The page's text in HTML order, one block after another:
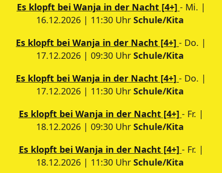
Es klopft bei Wanja in der Nacht [4+] - Mi. |
16.12.2026 | 11:30 Uhr Schule/Kita
Es klopft bei Wanja in der Nacht [4+] - Do. |
17.12.2026 | 09:30 Uhr Schule/Kita
Es klopft bei Wanja in der Nacht [4+] - Do. |
17.12.2026 | 11:30 Uhr Schule/Kita
Es klopft bei Wanja in der Nacht [4+] - Fr. |
18.12.2026 | 09:30 Uhr Schule/Kita
Es klopft bei Wanja in der Nacht [4+] - Fr. |
18.12.2026 | 11:30 Uhr Schule/Kita